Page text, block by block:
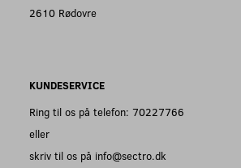
2610 Rødovre
KUNDESERVICE
Ring til os på telefon: 70227766
eller
skriv til os på info@sectro.dk